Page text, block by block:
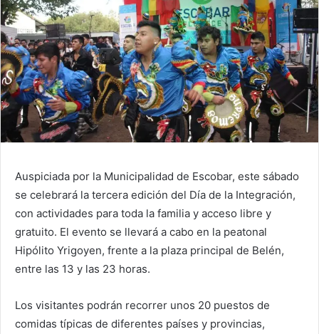
Auspiciada por la Municipalidad de Escobar, este sábado
se celebrará la tercera edición del Día de la Integración,
con actividades para toda la familia y acceso libre y
gratuito. El evento se llevará a cabo en la peatonal
Hipólito Yrigoyen, frente a la plaza principal de Belén,
entre las 13 y las 23 horas.
Los visitantes podrán recorrer unos 20 puestos de
comidas típicas de diferentes países y provincias,